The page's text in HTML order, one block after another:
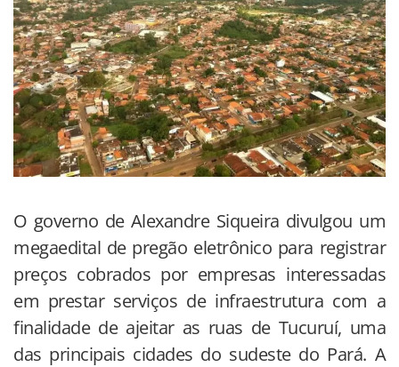
O governo de Alexandre Siqueira divulgou um
megaedital de pregão eletrônico para registrar
preços cobrados por empresas interessadas
em prestar serviços de infraestrutura com a
finalidade de ajeitar as ruas de Tucuruí, uma
das principais cidades do sudeste do Pará. A